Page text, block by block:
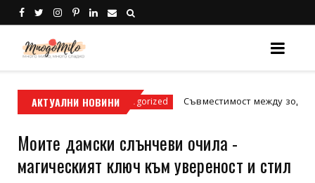
АКТУАЛНИ НОВИНИ
условия Uncategorized Съвместимост между зодиите:
Моите дамски слънчеви очила -
магическият ключ към увереност и стил